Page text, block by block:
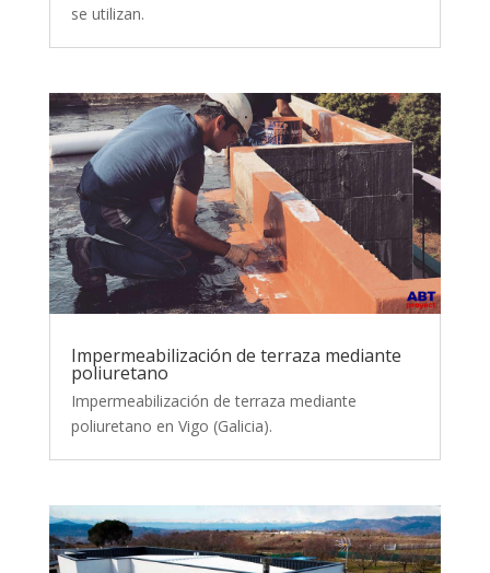
se utilizan.
Impermeabilización de terraza mediante
poliuretano
Impermeabilización de terraza mediante
poliuretano en Vigo (Galicia).